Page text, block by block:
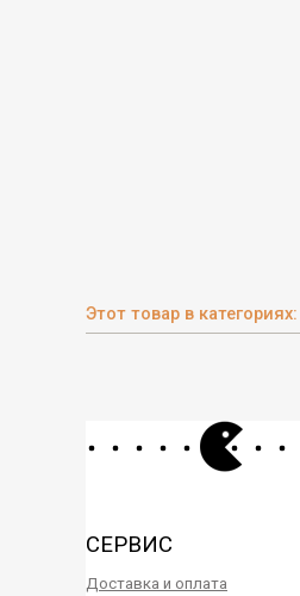
Этот товар в категориях:
СЕРВИС
Доставка и оплата